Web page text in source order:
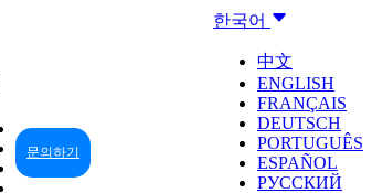
한국어
中文
ENGLISH
FRANÇAIS
DEUTSCH
PORTUGUÊS
ESPAÑOL
РУССКИЙ
문의하기